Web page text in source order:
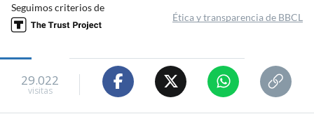
Seguimos criterios de
Ética y transparencia de BBCL
29.022
visitas